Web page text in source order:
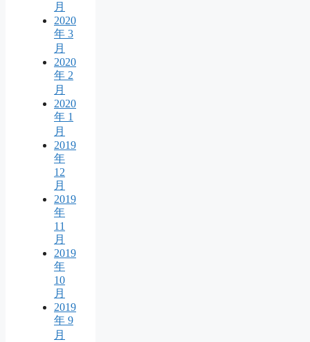
月
2020
年 3
月
2020
年 2
月
2020
年 1
月
2019
年
12
月
2019
年
11
月
2019
年
10
月
2019
年 9
月